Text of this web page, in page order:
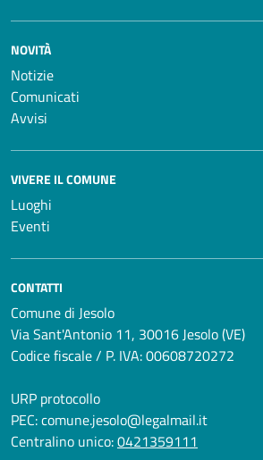
NOVITÀ
Notizie
Comunicati
Avvisi
VIVERE IL COMUNE
Luoghi
Eventi
CONTATTI
Comune di Jesolo
Via Sant'Antonio 11, 30016 Jesolo (VE)
Codice fiscale / P. IVA: 00608720272
URP protocollo
PEC:comune.jesolo@legalmail.it
Centralino unico:0421359111